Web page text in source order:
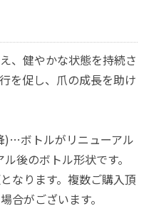
、健やかな状態を持続さ
を促し、爪の成長を助け
ボトルがリニューアル
後のボトル形状です。
なります。複数ご購入頂
合がございます。